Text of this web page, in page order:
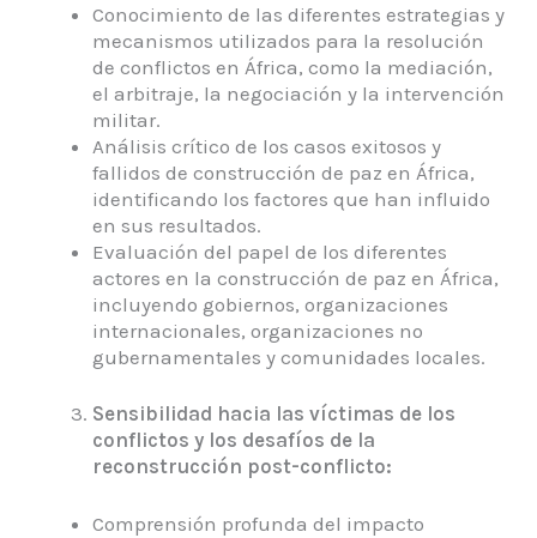
Conocimiento de las diferentes estrategias y
mecanismos utilizados para la resolución
de conflictos en África, como la mediación,
el arbitraje, la negociación y la intervención
militar.
Análisis crítico de los casos exitosos y
fallidos de construcción de paz en África,
identificando los factores que han influido
en sus resultados.
Evaluación del papel de los diferentes
actores en la construcción de paz en África,
incluyendo gobiernos, organizaciones
internacionales, organizaciones no
gubernamentales y comunidades locales.
Sensibilidad hacia las víctimas de los
conflictos y los desafíos de la
reconstrucción post-conflicto:
Comprensión profunda del impacto